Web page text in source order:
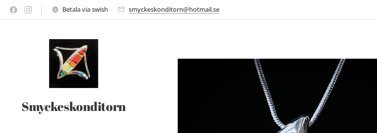
Betala via swish smyckeskonditorn@hotmail.se
Smyckeskonditorn